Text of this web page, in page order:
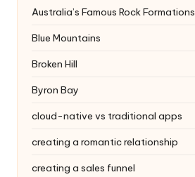
Australia’s Famous Rock Formations
Blue Mountains
Broken Hill
Byron Bay
cloud-native vs traditional apps
creating a romantic relationship
creating a sales funnel